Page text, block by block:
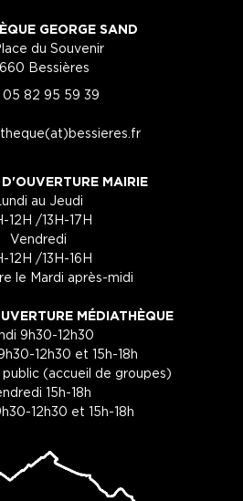
GEORGE SAND
du Souvenir
Bessières
05 82 95 59 39
MAIRIE
au Jeudi
12H /13H-17H
Vendredi
12H /13H-16H
le Mardi après-midi
MÉDIATHÈQUE
9h30-12h30
12h30 et 15h-18h
(accueil de groupes)
15h-18h
12h30 et 15h-18h